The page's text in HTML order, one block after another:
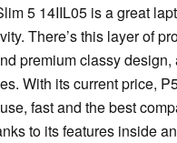
5 14IIL05 is a great
There’s this layer of
premium classy design,
With its current price,
fast and the best
to its features inside